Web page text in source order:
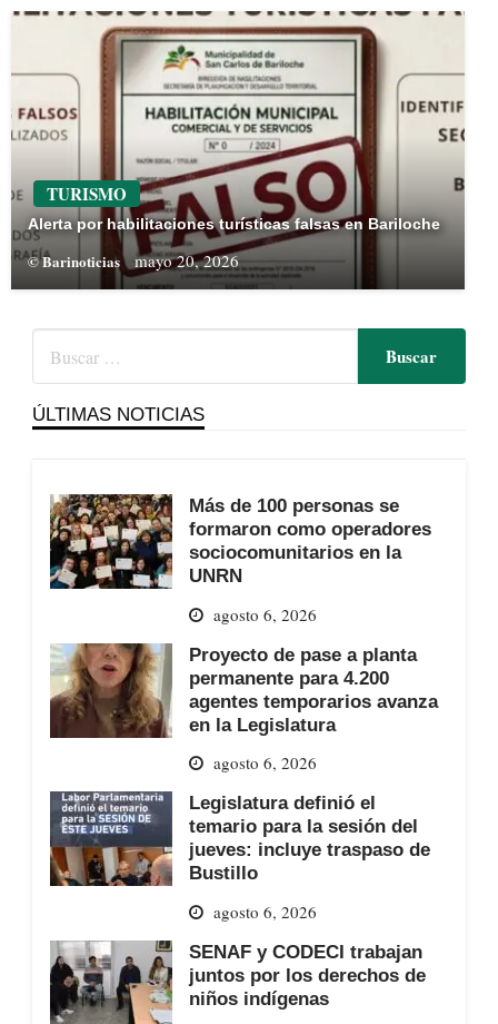
TURISMO
Alerta por habilitaciones turísticas falsas en Bariloche
© Barinoticias mayo 20, 2026
ÚLTIMAS NOTICIAS
Más de 100 personas se
formaron como operadores
sociocomunitarios en la
UNRN
agosto 6, 2026
Proyecto de pase a planta
permanente para 4.200
agentes temporarios avanza
en la Legislatura
agosto 6, 2026
Legislatura definió el
temario para la sesión del
jueves: incluye traspaso de
Bustillo
agosto 6, 2026
SENAF y CODECI trabajan
juntos por los derechos de
niños indígenas